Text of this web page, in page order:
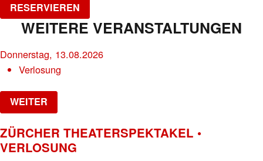
RESERVIEREN
WEITERE VERANSTALTUNGEN
Donnerstag, 13.08.2026
Verlosung
WEITER
ZÜRCHER THEATERSPEKTAKEL •
VERLOSUNG